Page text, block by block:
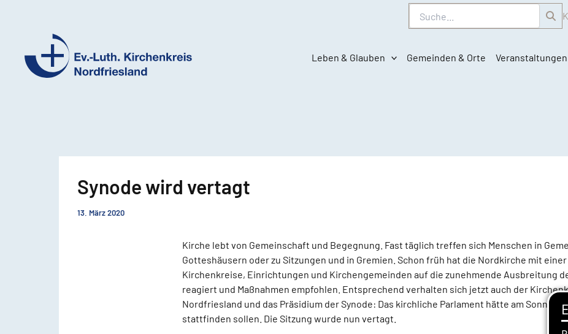
Suche
Ev.-
Leben & Glauben Gemeinden & Orte Veranstaltungen
Synode wird vertagt
13. März 2020
Kirche lebt von Gemeinschaft und Begegnung. Fast täglich treffen sich Menschen in
Gotteshäusern oder zu Sitzungen und in Gremien. Schon früh hat die Nordkirche mit
Kirchenkreise, Einrichtungen und Kirchengemeinden auf die zunehmende Ausbreitung
reagiert und Maßnahmen empfohlen. Entsprechend verhalten sich jetzt auch der
Nordfriesland und das Präsidium der Synode: Das kirchliche Parlament hätte am
stattfinden sollen. Die Sitzung wurde nun vertagt.